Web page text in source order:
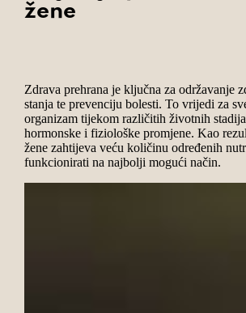
žene
Zdrava prehrana je ključna za održavanje
stanja te prevenciju bolesti. To vrijedi za
organizam tijekom različitih životnih
hormonske i fiziološke promjene. Kao
žene zahtijeva veću količinu određenih
funkcionirati na najbolji mogući način.